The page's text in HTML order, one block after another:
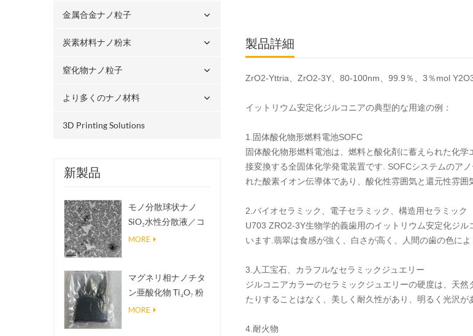
金属合金ナノ粒子
炭素材料ナノ粉末
窒化物ナノ粒子
より多くのナノ材料
3D Printing Solutions
新製品
モノ分散球状ナノ
SiO₂水性分散液／コ
ロイド
MORE
マグネリ相ナノチタ
ン亜酸化物 Ti₄O₇ 粉
末
MORE
製品詳細
ZrO2-Yttria、ZrO2-3Y、80-100nm、99.9％、3％mol
イットリウム安定化ジルコニアの典型的な用途の例：
1.固体酸化物形燃料電池SOFC
固体酸化物形燃料電池は、燃料と酸化剤に蓄えられた化
接変換する全固体化学発電装置です. SOFCシステムのア
れた酸素イオン伝導体であり、酸化性雰囲気と還元性雰
2.バイオセラミック、電子セラミック、構造用セラミック
U703 ZRO2-3Y生物学的義歯用のイットリウム安定化ジ
います.翡翠は食感が強く、白さが高く、人間の歯の色に
3.人工宝石、カラフルなセラミックジュエリー
ジルコニアカラーのセラミックジュエリーの硬度は、天
たりすることはなく、美しく耐久性があり、明るく光沢が
4.耐火物